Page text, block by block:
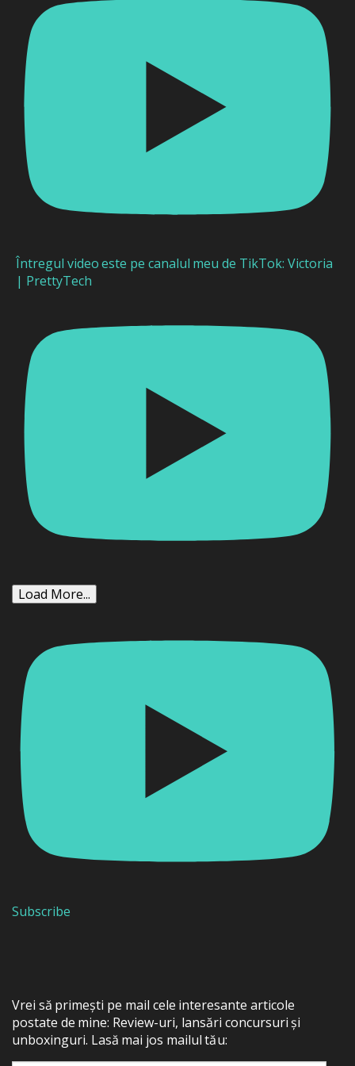
Întregul video este pe canalul meu de TikTok: Victoria
| PrettyTech
Load More...
Subscribe
Vrei să primești pe mail cele interesante articole
postate de mine: Review-uri, lansări concursuri și
unboxinguri. Lasă mai jos mailul tău: